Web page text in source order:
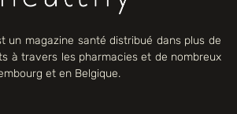
un magazine santé distribué dans plus de
à travers les pharmacies et de nombreux
et en Belgique.